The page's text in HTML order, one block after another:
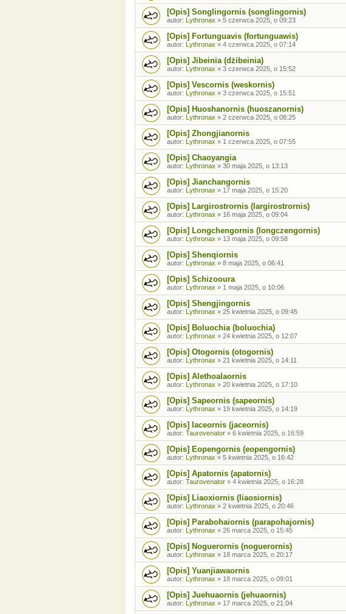
[Opis] Songlingornis (songlingornis)
autor: Lythronax » 5 czerwca 2025, o 09:23
[Opis] Fortunguavis (fortunguawis)
autor: Lythronax » 4 czerwca 2025, o 07:14
[Opis] Jibeinia (dżibeinia)
autor: Lythronax » 3 czerwca 2025, o 15:52
[Opis] Vescornis (weskornis)
autor: Lythronax » 3 czerwca 2025, o 15:51
[Opis] Huoshanornis (huoszanornis)
autor: Lythronax » 2 czerwca 2025, o 08:25
[Opis] Zhongjianornis
autor: Lythronax » 1 czerwca 2025, o 07:55
[Opis] Chaoyangia
autor: Lythronax » 30 maja 2025, o 13:13
[Opis] Jianchangornis
autor: Lythronax » 17 maja 2025, o 15:20
[Opis] Largirostrornis (largirostrornis)
autor: Lythronax » 16 maja 2025, o 09:04
[Opis] Longchengornis (longczengornis)
autor: Lythronax » 13 maja 2025, o 09:58
[Opis] Shenqiornis
autor: Lythronax » 8 maja 2025, o 06:41
[Opis] Schizooura
autor: Lythronax » 1 maja 2025, o 10:06
[Opis] Shengjingornis
autor: Lythronax » 25 kwietnia 2025, o 09:45
[Opis] Boluochia (boluochia)
autor: Lythronax » 24 kwietnia 2025, o 12:07
[Opis] Otogornis (otogornis)
autor: Lythronax » 21 kwietnia 2025, o 14:11
[Opis] Alethoalaornis
autor: Lythronax » 20 kwietnia 2025, o 17:10
[Opis] Sapeornis (sapeornis)
autor: Lythronax » 19 kwietnia 2025, o 14:19
[Opis] Iaceornis (jaceornis)
autor: Taurovenator » 6 kwietnia 2025, o 16:59
[Opis] Eopengornis (eopengornis)
autor: Lythronax » 5 kwietnia 2025, o 16:42
[Opis] Apatornis (apatornis)
autor: Taurovenator » 4 kwietnia 2025, o 16:28
[Opis] Liaoxiornis (liaosiornis)
autor: Lythronax » 2 kwietnia 2025, o 20:46
[Opis] Parabohaiornis (parapohajornis)
autor: Lythronax » 26 marca 2025, o 15:45
[Opis] Noguerornis (noguerornis)
autor: Lythronax » 18 marca 2025, o 20:17
[Opis] Yuanjiawaornis
autor: Lythronax » 18 marca 2025, o 09:01
[Opis] Juehuaornis (jehuaornis)
autor: Lythronax » 17 marca 2025, o 21:04